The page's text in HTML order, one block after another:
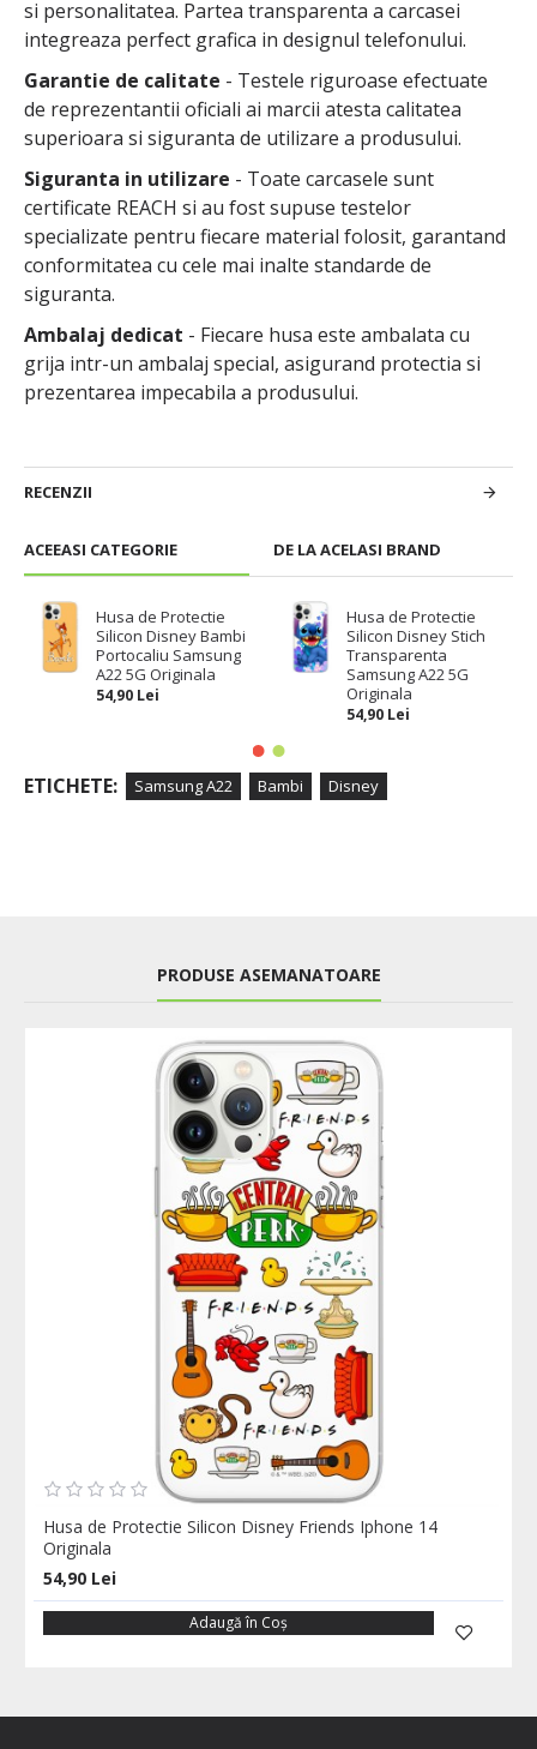
ACEEASI CATEGORIE DE LA ACELASI BRAND
Husa de Protectie
Silicon Disney Bambi
Portocaliu Samsung
A22 5G Originala
54,90 Lei
Husa de Protectie
Silicon Disney Stich
Transparenta
Samsung A22 5G
Originala
54,90 Lei
si personalitatea. Partea transparenta a carcasei
integreaza perfect grafica in designul telefonului.
Garantie de calitate - Testele riguroase efectuate
de reprezentantii oficiali ai marcii atesta calitatea
superioara si siguranta de utilizare a produsului.
Siguranta in utilizare - Toate carcasele sunt
certificate REACH si au fost supuse testelor
specializate pentru fiecare material folosit, garantand
conformitatea cu cele mai inalte standarde de
siguranta.
Ambalaj dedicat - Fiecare husa este ambalata cu
grija intr-un ambalaj special, asigurand protectia si
prezentarea impecabila a produsului.
RECENZII
ETICHETE: Samsung A22 Bambi Disney
PRODUSE ASEMANATOARE
Husa de Protectie Silicon Disney Friends Iphone 14
Originala
54,90 Lei
Adaugă în Coş